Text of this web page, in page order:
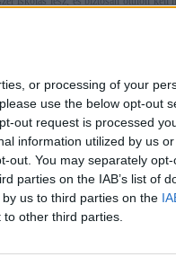
or processing of your
use the below opt-out
out request is processed
information utilized by us
out. You may separately
parties on the IAB’s list of
us to third parties on the
other third parties.
a kisgyerekes utazáshoz
óvodák és az iskolák
kapuikat egy időre.
többen kerekedünk föl
rokonokat, barátokat,
pihenni, kikapcsolódni
esetben bizony
a célállomásig, ami bennünket
nemhogy a gyerekeket. De a
nemcsak utazás alatt
hanem hivatalos dolgaink
sokszor, ha másképp nem tudjuk